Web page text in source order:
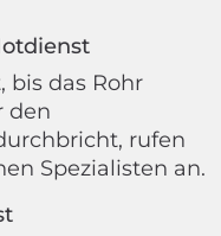
bis das Rohr
den
rufen
Spezialisten an.